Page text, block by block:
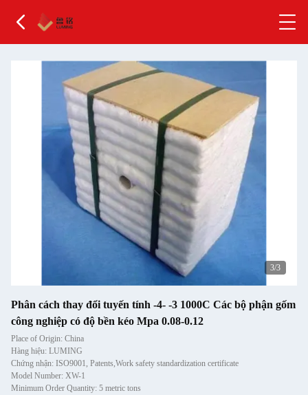
1/3
Phân cách thay đổi tuyến tính -4- -3 1000C Các bộ phận gốm
công nghiệp có độ bền kéo Mpa 0.08-0.12
Place of Origin: China
Hàng hiệu: LUMING
Chứng nhận: ISO9001, Patents,Work safety standardization certificate
Model Number: XW-1
Minimum Order Quantity: 5 metric tons